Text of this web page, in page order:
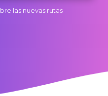
las nuevas rutas